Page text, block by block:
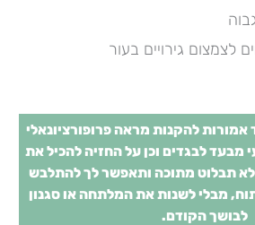
לצמצום גירויים בעור
להקנות מראה פרופורציונאלי
מבעד לבגדים וכן על החזיה להכיל את
תבלוט מתוכה ותאפשר לך להתלבש
, מבלי לשנות את המלתחה או סגנון
לבושך הקודם.